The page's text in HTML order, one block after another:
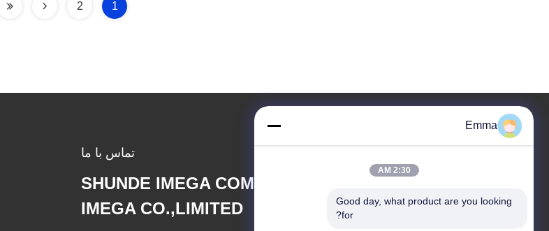
1
2
تماس با ما
SHUNDE IMEGA COMPANY LIMITED
IMEGA CO.,LIMITED
Emma
2:30 AM
Good day, what product are you looking
for?